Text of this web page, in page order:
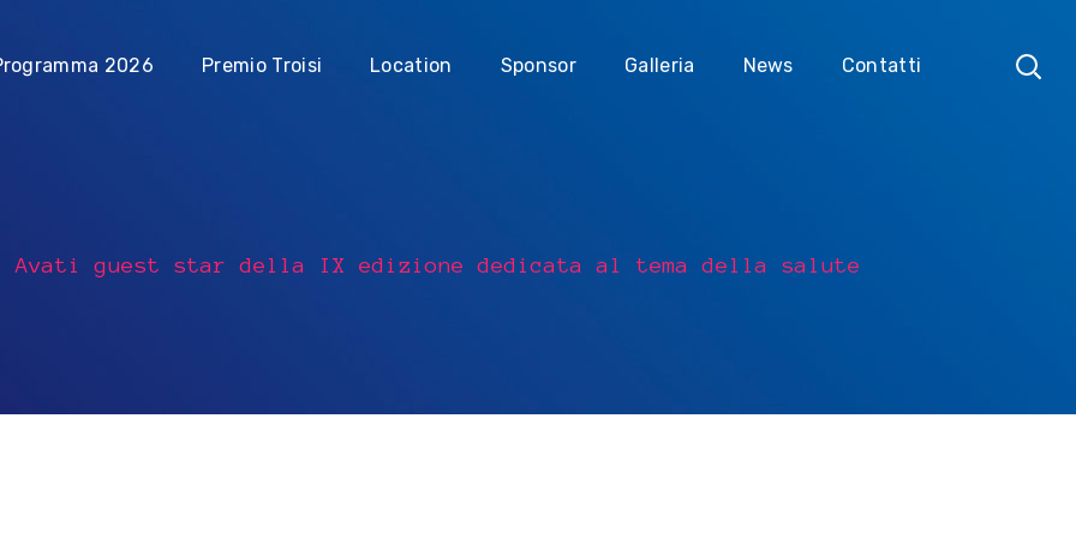
2026 Premio Troisi Location Sponsor Galleria News Contatti
Avati guest star della IX edizione dedicata al tema della salute